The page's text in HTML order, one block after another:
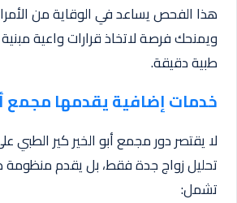
هذا الفحص يساعد في الوقاية من
ويمنحك فرصة لاتخاذ قرارات واعية
طبية دقيقة.
خدمات إضافية يقدمها مجمع
لا يقتصر دور مجمع أبو الخير كير الطبي
تحليل زواج جدة فقط، بل يقدم منظومة
تشمل: